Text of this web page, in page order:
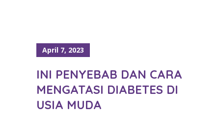
April 7, 2023
INI PENYEBAB DAN CARA
MENGATASI DIABETES DI
USIA MUDA